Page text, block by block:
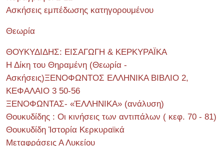
Ασκήσεις εμπέδωσης κατηγορουμένου
Θεωρία
ΘΟΥΚΥΔΙΔΗΣ: ΕΙΣΑΓΩΓΗ & ΚΕΡΚΥΡΑΪΚΑ
Η Δίκη του Θηραμένη (Θεωρία -
Ασκήσεις)ΞΕΝΟΦΩΝΤΟΣ ΕΛΛΗΝΙΚΑ ΒΙΒΛΙΟ 2,
ΚΕΦΑΛΑΙΟ 3 50-56
ΞΕΝΟΦΩΝΤΑΣ- «ἙΛΛΗΝΙΚΑ» (ανάλυση)
Θουκυδίδης : Οι κινήσεις των αντιπάλων ( κεφ. 70 - 81)
Θουκυδίδη Ἱστορία Κερκυραϊκά
Μεταφράσεις Α Λυκείου